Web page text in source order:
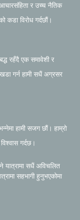
र उच्च नैतिक
कडा विरोध गर्दछौं।
रहँदै एक समावेशी र
खडा गर्न हामी सधैं अग्रसर
हामी सजग छौं। हाम्रो
गर्दछ।
यात्रामा सधैं अविचलित
सहभागी हुनुभएकोमा